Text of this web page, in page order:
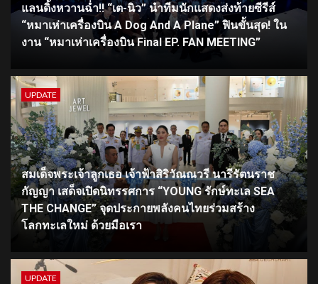
แลนดิ้งหวานฉ่ำ!! “เต-นิว” นำทีมนักแสดงส่งท้ายซีรีส์
“หมาเห่าเครื่องบิน A Dog And A Plane” ฟินขั้นสุด! ใน
งาน “หมาเห่าเครื่องบิน Final EP. FAN MEETING”
UPDATE
สมเด็จพระเจ้าลูกเธอ เจ้าฟ้าสิริวัณณวรี นารีรัตนราช
กัญญา เสด็จเปิดนิทรรศการ “YOUNG รักษ์ทะเล SEA
THE CHANGE” จุดประกายพลังคนไทยร่วมสร้าง
โลกทะเลใหม่ ด้วยมือเรา
UPDATE